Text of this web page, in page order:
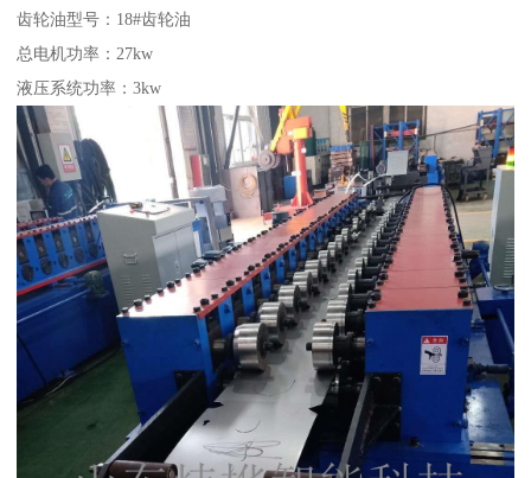
齿轮油型号：18#齿轮油
总电机功率：27kw
液压系统功率：3kw